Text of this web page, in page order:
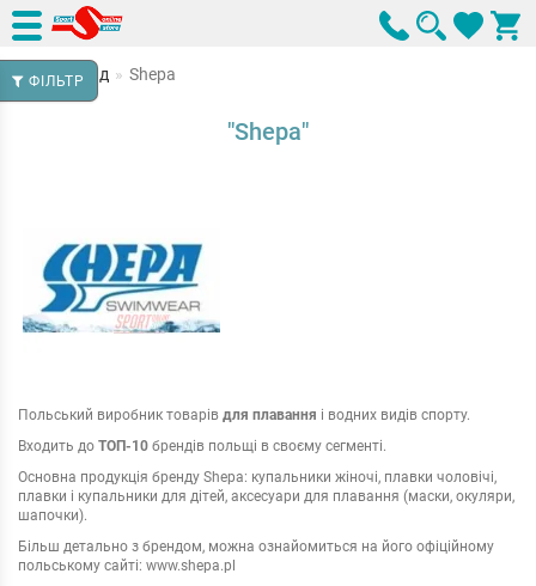
ФІЛЬТР
<b>/home/sporto08/sportonline.store/www/admin/view/template/
Бренд Shepa
"Shepa"
Польський виробник товарів для плавання і водних видів спорту.
Входить до ТОП-10 брендів польщі в своєму сегменті.
Основна продукція бренду Shepa: купальники жіночі, плавки чоловічі,
плавки і купальники для дітей, аксесуари для плавання (маски, окуляри,
шапочки).
Більш детально з брендом, можна ознайомиться на його офіційному
польському сайті: www.shepa.pl